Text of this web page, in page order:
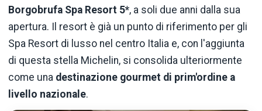
Borgobrufa Spa Resort 5*, a soli due anni dalla sua
apertura. Il resort è già un punto di riferimento per gli
Spa Resort di lusso nel centro Italia e, con l'aggiunta
di questa stella Michelin, si consolida ulteriormente
come una destinazione gourmet di prim'ordine a
livello nazionale.